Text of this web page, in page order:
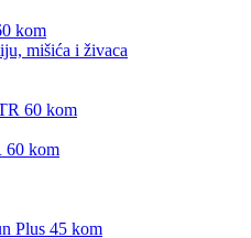
kom
mišića i živaca
60 kom